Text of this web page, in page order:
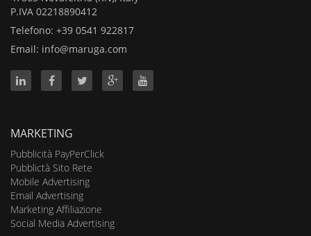
P.IVA 02218890412
Telefono: +39 0541 922817
Email: info@maruga.com
MARKETING
Pubblicità PayPerClick
Pubblictà Sito Rete
Mobile Advertising
Email Advertising
Marketing Affiliazione
Social Media Advertising